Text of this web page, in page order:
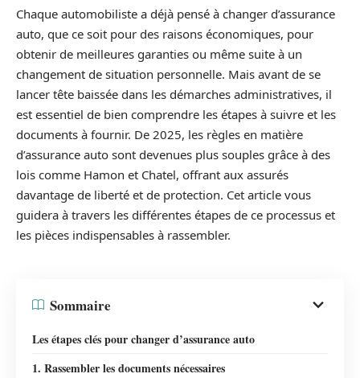
Chaque automobiliste a déjà pensé à changer d’assurance
auto, que ce soit pour des raisons économiques, pour
obtenir de meilleures garanties ou même suite à un
changement de situation personnelle. Mais avant de se
lancer tête baissée dans les démarches administratives, il
est essentiel de bien comprendre les étapes à suivre et les
documents à fournir. De 2025, les règles en matière
d’assurance auto sont devenues plus souples grâce à des
lois comme Hamon et Chatel, offrant aux assurés
davantage de liberté et de protection. Cet article vous
guidera à travers les différentes étapes de ce processus et
les pièces indispensables à rassembler.
Sommaire
Les étapes clés pour changer d’assurance auto
1. Rassembler les documents nécessaires